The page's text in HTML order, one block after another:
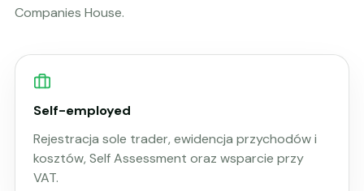
Companies House.
Self-employed
Rejestracja sole trader, ewidencja przychodów i
kosztów, Self Assessment oraz wsparcie przy
VAT.